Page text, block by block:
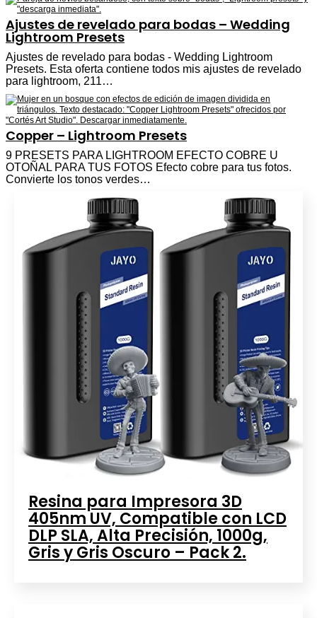
Ajustes de revelado para bodas – Wedding
Lightroom Presets
Ajustes de revelado para bodas - Wedding Lightroom
Presets. Esta oferta contiene todos mis ajustes de revelado
para lightroom, 211…
Copper – Lightroom Presets
9 PRESETS PARA LIGHTROOM EFECTO COBRE U
OTOÑAL PARA TUS FOTOS Efecto cobre para tus fotos.
Convierte los tonos verdes…
Resina para Impresora 3D
405nm UV, Compatible con LCD
DLP SLA, Alta Precisión, 1000g,
Gris y Gris Oscuro – Pack 2.